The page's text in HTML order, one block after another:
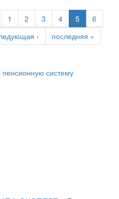
1 2 3 4 5
6
› последняя »
пенсионную систему